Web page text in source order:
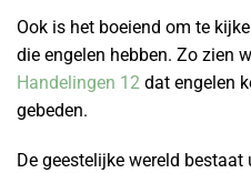
Ook is het boeiend om te
die engelen hebben. Zo zien
Handelingen 12 dat engelen
gebeden.
De geestelijke wereld